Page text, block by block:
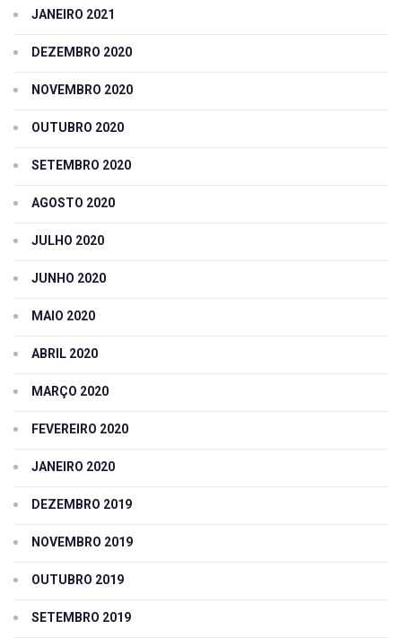
JANEIRO 2021
DEZEMBRO 2020
NOVEMBRO 2020
OUTUBRO 2020
SETEMBRO 2020
AGOSTO 2020
JULHO 2020
JUNHO 2020
MAIO 2020
ABRIL 2020
MARÇO 2020
FEVEREIRO 2020
JANEIRO 2020
DEZEMBRO 2019
NOVEMBRO 2019
OUTUBRO 2019
SETEMBRO 2019